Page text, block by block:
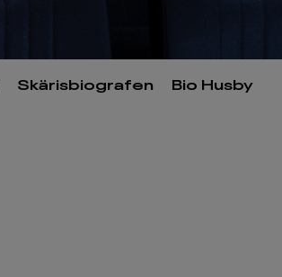
Skärisbiografen Bio Husby